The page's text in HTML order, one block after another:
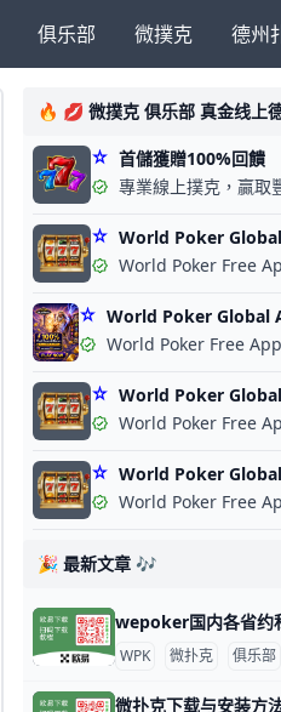
俱乐部 微撲克 德州
首儲獲贈100%回饋
專業線上撲克，贏取
World Poker
World Poker Free
World Poker Global
World Poker Free
World Poker
World Poker Free
World Poker Global
World Poker Free
🎉 最新文章 🎶
WPK 微扑克 俱乐部